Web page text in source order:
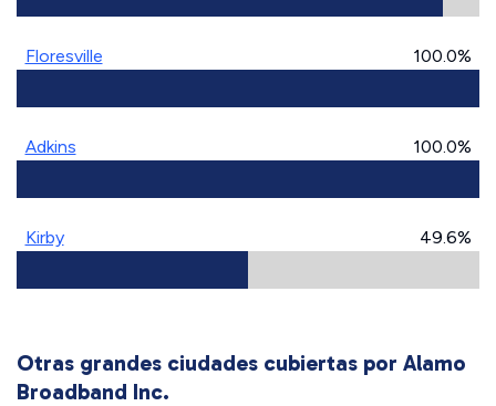
Floresville 100.0%
Adkins 100.0%
Kirby 49.6%
Otras grandes ciudades cubiertas por Alamo
Broadband Inc.